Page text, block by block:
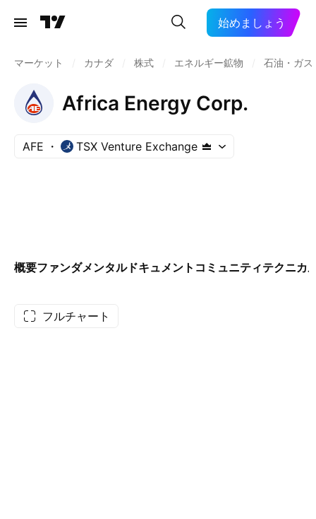
始めましょう
マーケット カナダ 株式 エネルギー鉱物 石油・ガス
Africa Energy Corp.
AFE TSX Venture Exchange
概要ファンダメンタルドキュメント コミュニティテクニカ
フルチャート